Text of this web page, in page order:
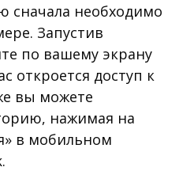
сначала необходимо
Запустив
по вашему экрану
откроется доступ к
вы можете
нажимая на
в мобильном